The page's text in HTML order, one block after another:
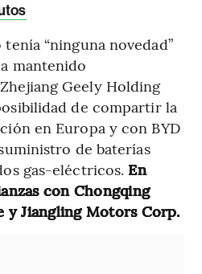
“ninguna novedad”
mantenido
Geely Holding
de compartir la
en Europa y con BYD
de baterías
gas-eléctricos. En
con Chongqing
y Jiangling Motors Corp.